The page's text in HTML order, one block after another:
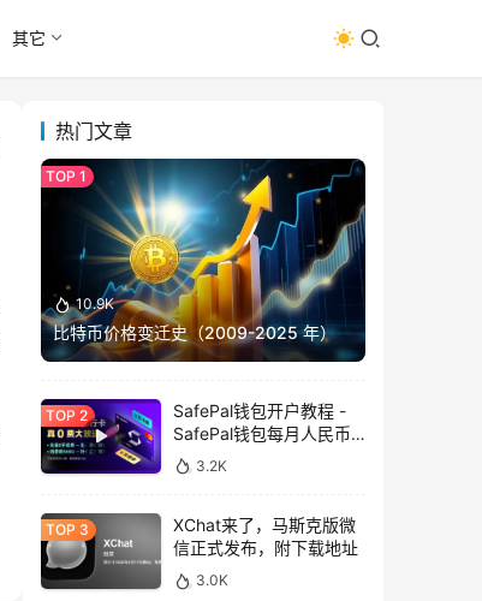
其它
热门文章
10.9K
比特币价格变迁史（2009-2025 年）
SafePal钱包开户教程 -
SafePal钱包每月人民币
消费前666U享受汇损补
贴
3.2K
XChat来了，马斯克版微
信正式发布，附下载地址
3.0K